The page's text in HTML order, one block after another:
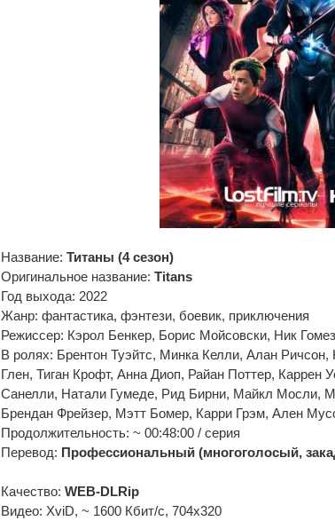
Название: Титаны (4 сезон)
Оригинальное название: Titans
Год выхода: 2022
Жанр: фантастика, фэнтези, боевик, приключения
Режиссер: Кэрол Бенкер, Борис Мойсовски, Ник Гомез
В ролях: Брентон Туэйтс, Минка Келли, Алан
Глен, Тиган Крофт, Анна Диоп, Райан Поттер,
Санелли, Натали Гумеде, Рид Бирни, Майкл Мосли,
Брендан Фрейзер, Мэтт Бомер, Карри Грэм, Ален
Продолжительность: ~ 00:48:00 / серия
Перевод: Профессиональный (многоголосый,
Качество: WEB-DLRip
Видео: XviD, ~ 1600 Кбит/с, 704x320